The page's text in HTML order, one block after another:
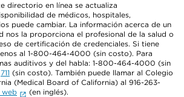
directorio en línea se actualiza
de médicos, hospitales,
puede cambiar. La información acerca de un
nos la proporciona el profesional de la salud o
de certificación de credenciales. Si tiene
al 1-800-464-4000 (sin costo). Para
auditivos y del habla: 1-800-464-4000 (sin
711 (sin costo). También puede llamar al Colegio
(Medical Board of California) al 916-263-
web
(en inglés).